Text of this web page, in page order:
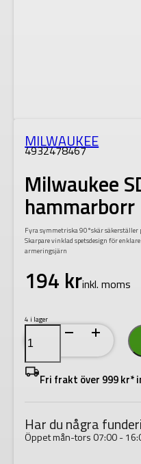
MILWAUKEE
4932478467
Milwaukee
hammarborr
Fyra symmetriska 90°skär
Skarpare vinklad spetsdesign för
armeringsjärn
194 krinkl. moms
4 i lager
Milwaukee
SDS-
Plus
MX4
5
x
hammarborr
Fri frakt över 999 kr*
Har du några
Öppet mån-tors 07:00 -